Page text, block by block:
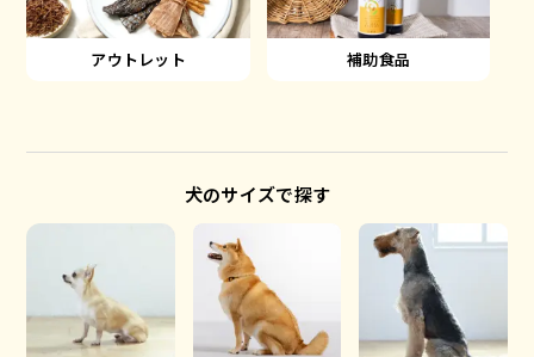
アウトレット 補助食品
犬のサイズで探す